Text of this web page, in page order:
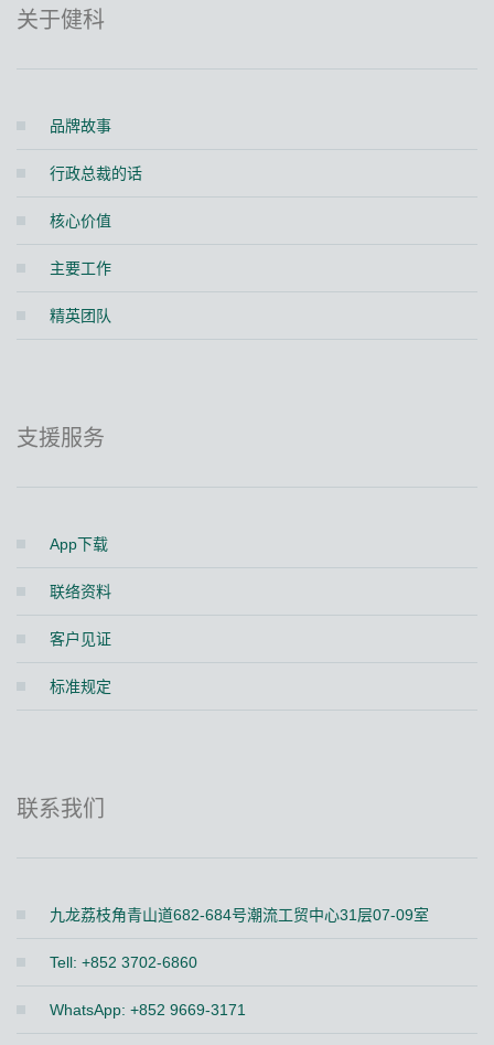
关于健科
品牌故事
行政总裁的话
核心价值
主要工作
精英团队
支援服务
App下载
联络资料
客户见证
标准规定
联系我们
九龙荔枝角青山道682-684号潮流工贸中心31层07-09室
Tell: +852 3702-6860
WhatsApp: +852 9669-3171